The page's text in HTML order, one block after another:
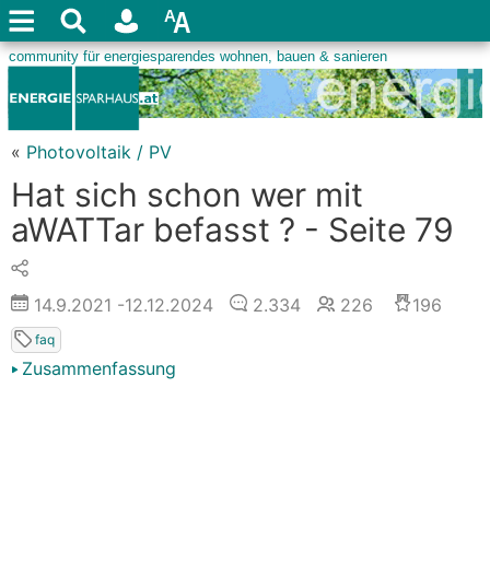
« Photovoltaik / PV
Hat sich schon wer mit
aWATTar befasst ? - Seite 79
14.9.2021 -12.12.2024 2.334 226 196
faq
Zusammenfassung